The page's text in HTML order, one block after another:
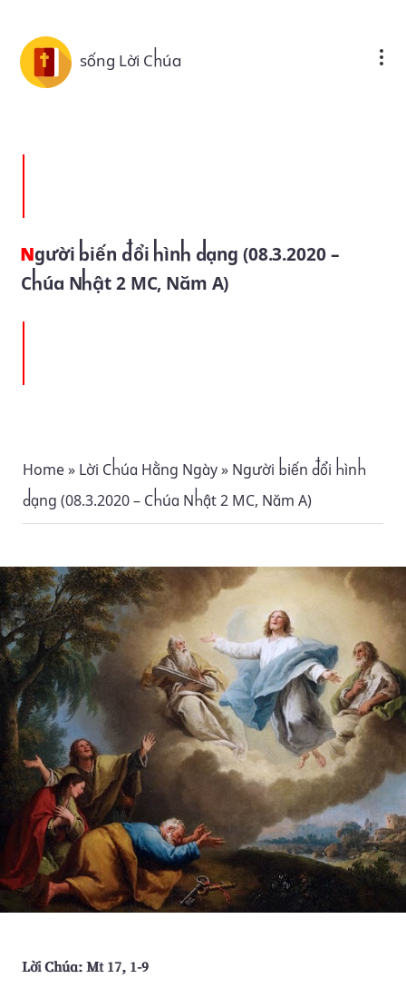
sống Lời Chúa
Người biến đổi hình dạng (08.3.2020 –
Chúa Nhật 2 MC, Năm A)
Home» Lời Chúa Hằng Ngày» Người biến đổi hình
dạng (08.3.2020 – Chúa Nhật 2 MC, Năm A)
Lời Chúa: Mt 17, 1-9